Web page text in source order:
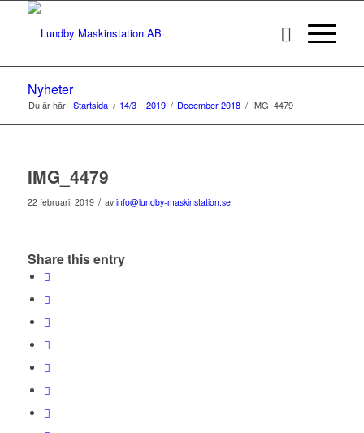
Nyheter
Du är här: Startsida / 14/3 – 2019 / December 2018 / IMG_4479
IMG_4479
22 februari, 2019 / av info@lundby-maskinstation.se
Share this entry